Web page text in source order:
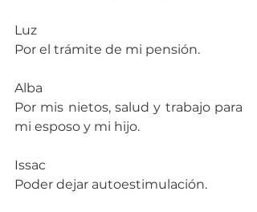
Luz
Por el trámite de mi pensión.
Alba
Por mis nietos, salud y trabajo para
mi esposo y mi hijo.
Issac
Poder dejar autoestimulación.